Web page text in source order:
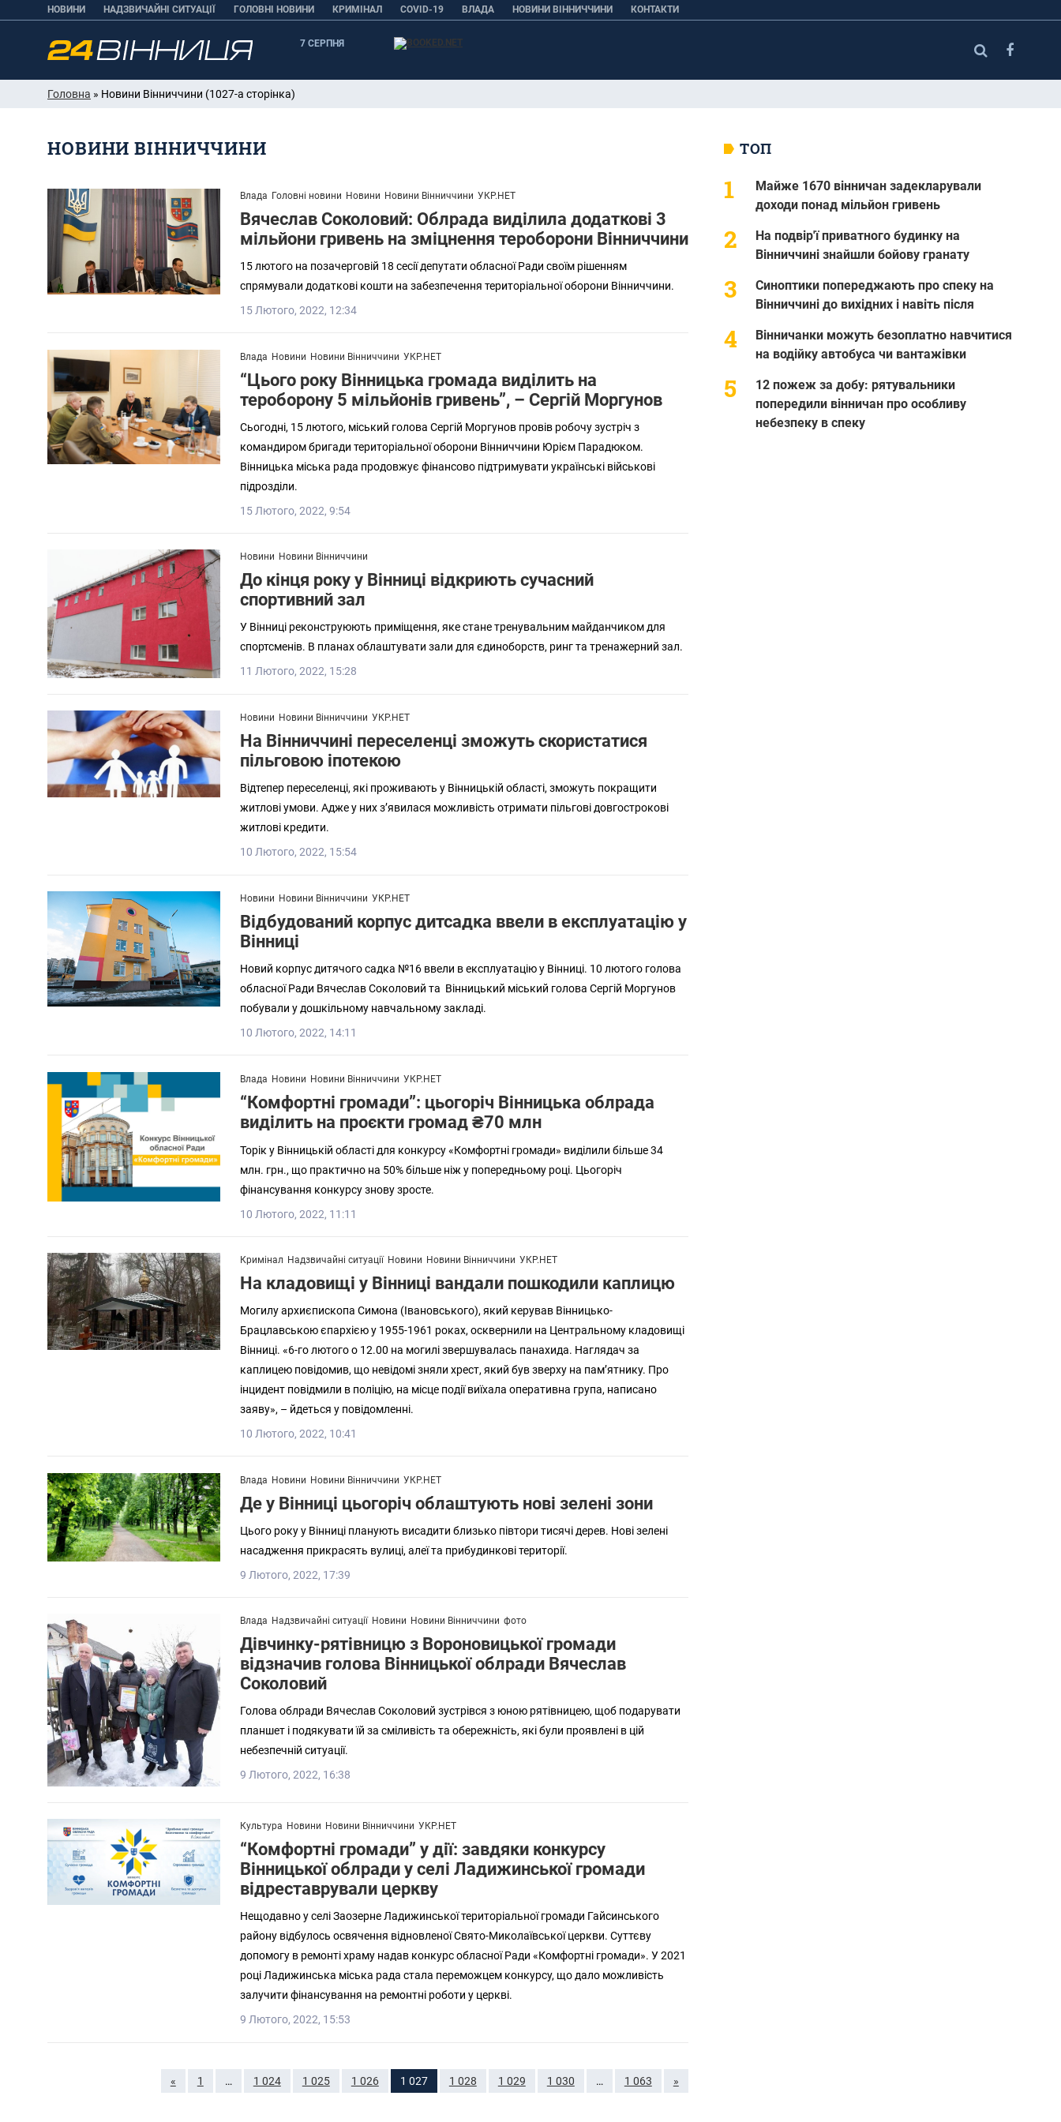
НОВИНИ НАДЗВИЧАЙНІ СИТУАЦІЇ ГОЛОВНІ НОВИНИ КРИМІНАЛ COVID-19 ВЛАДА НОВИНИ ВІННИЧЧИНИ КОНТАКТИ
7 СЕРПНЯ
Головна » Новини Вінниччини (1027-а сторінка)
НОВИНИ ВІННИЧЧИНИ
Влада Головні новини Новини Новини Вінниччини УКР.НЕТ
Вячеслав Соколовий: Облрада виділила додаткові 3
мільйони гривень на зміцнення тероборони Вінниччини
15 лютого на позачерговій 18 сесії депутати обласної Ради своїм рішенням
спрямували додаткові кошти на забезпечення територіальної оборони Вінниччини.
15 Лютого, 2022, 12:34
Влада Новини Новини Вінниччини УКР.НЕТ
“Цього року Вінницька громада виділить на
тероборону 5 мільйонів гривень”, – Сергій Моргунов
Сьогодні, 15 лютого, міський голова Сергій Моргунов провів робочу зустріч з
командиром бригади територіальної оборони Вінниччини Юрієм Парадюком.
Вінницька міська рада продовжує фінансово підтримувати українські військові
підрозділи.
15 Лютого, 2022, 9:54
Новини Новини Вінниччини
До кінця року у Вінниці відкриють сучасний
спортивний зал
У Вінниці реконструюють приміщення, яке стане тренувальним майданчиком для
спортсменів. В планах облаштувати зали для єдиноборств, ринг та тренажерний зал.
11 Лютого, 2022, 15:28
Новини Новини Вінниччини УКР.НЕТ
На Вінниччині переселенці зможуть скористатися
пільговою іпотекою
Відтепер переселенці, які проживають у Вінницькій області, зможуть покращити
житлові умови. Адже у них з’явилася можливість отримати пільгові довгострокові
житлові кредити.
10 Лютого, 2022, 15:54
Новини Новини Вінниччини УКР.НЕТ
Відбудований корпус дитсадка ввели в експлуатацію у
Вінниці
Новий корпус дитячого садка №16 ввели в експлуатацію у Вінниці. 10 лютого голова
обласної Ради Вячеслав Соколовий та Вінницький міський голова Сергій Моргунов
побували у дошкільному навчальному закладі.
10 Лютого, 2022, 14:11
Влада Новини Новини Вінниччини УКР.НЕТ
“Комфортні громади”: цьогоріч Вінницька облрада
виділить на проєкти громад ₴70 млн
Торік у Вінницькій області для конкурсу «Комфортні громади» виділили більше 34
млн. грн., що практично на 50% більше ніж у попередньому році. Цьогоріч
фінансування конкурсу знову зросте.
10 Лютого, 2022, 11:11
Кримінал Надзвичайні ситуації Новини Новини Вінниччини УКР.НЕТ
На кладовищі у Вінниці вандали пошкодили каплицю
Могилу архиєпископа Симона (Івановського), який керував Вінницько-
Брацлавською єпархією у 1955-1961 роках, осквернили на Центральному кладовищі
Вінниці. «6-го лютого о 12.00 на могилі звершувалась панахида. Наглядач за
каплицею повідомив, що невідомі зняли хрест, який був зверху на пам’ятнику. Про
інцидент повідмили в поліцію, на місце події виїхала оперативна група, написано
заяву», – йдеться у повідомленні.
10 Лютого, 2022, 10:41
Влада Новини Новини Вінниччини УКР.НЕТ
Де у Вінниці цьогоріч облаштують нові зелені зони
Цього року у Вінниці планують висадити близько півтори тисячі дерев. Нові зелені
насадження прикрасять вулиці, алеї та прибудинкові території.
9 Лютого, 2022, 17:39
Влада Надзвичайні ситуації Новини Новини Вінниччини фото
Дівчинку-рятівницю з Вороновицької громади
відзначив голова Вінницької облради Вячеслав
Соколовий
Голова облради Вячеслав Соколовий зустрівся з юною рятівницею, щоб подарувати
планшет і подякувати їй за сміливість та обережність, які були проявлені в цій
небезпечній ситуації.
9 Лютого, 2022, 16:38
Культура Новини Новини Вінниччини УКР.НЕТ
“Комфортні громади” у дії: завдяки конкурсу
Вінницької облради у селі Ладижинської громади
відреставрували церкву
Нещодавно у селі Заозерне Ладижинської територіальної громади Гайсинського
району відбулось освячення відновленої Свято-Миколаївської церкви. Суттєву
допомогу в ремонті храму надав конкурс обласної Ради «Комфортні громади». У 2021
році Ладижинська міська рада стала переможцем конкурсу, що дало можливість
залучити фінансування на ремонтні роботи у церкві.
9 Лютого, 2022, 15:53
« 1 … 1 024 1 025 1 026 1 027 1 028 1 029 1 030 … 1 063 »
ТОП
Майже 1670 вінничан задекларували
доходи понад мільйон гривень
На подвір'ї приватного будинку на
Вінниччині знайшли бойову гранату
Синоптики попереджають про спеку на
Вінниччині до вихідних і навіть після
Вінничанки можуть безоплатно навчитися
на водійку автобуса чи вантажівки
12 пожеж за добу: рятувальники
попередили вінничан про особливу
небезпеку в спеку